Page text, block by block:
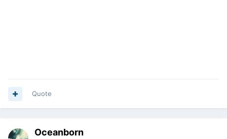
Quote
Oceanborn